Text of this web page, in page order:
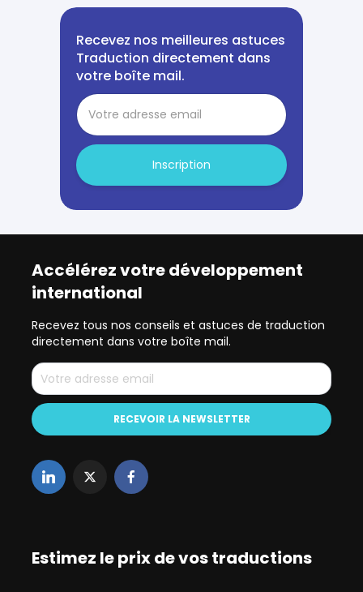
Recevez nos meilleures astuces
Traduction directement dans
votre boîte mail.
Inscription
Accélérez votre développement
international
Recevez tous nos conseils et astuces de traduction
directement dans votre boîte mail.
Estimez le prix de vos traductions